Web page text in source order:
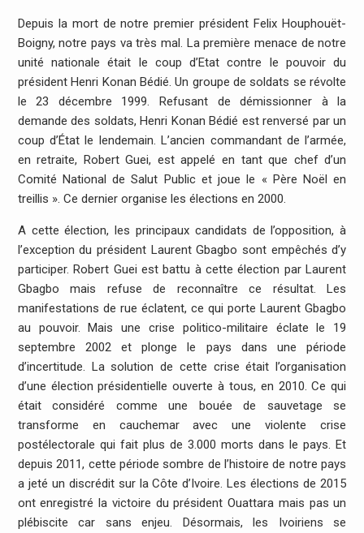
Depuis la mort de notre premier président Felix Houphouët-
Boigny, notre pays va très mal. La première menace de notre
unité nationale était le coup d’Etat contre le pouvoir du
président Henri Konan Bédié. Un groupe de soldats se révolte
le 23 décembre 1999. Refusant de démissionner à la
demande des soldats, Henri Konan Bédié est renversé par un
coup d’État le lendemain. L’ancien commandant de l’armée,
en retraite, Robert Guei, est appelé en tant que chef d’un
Comité National de Salut Public et joue le « Père Noël en
treillis ». Ce dernier organise les élections en 2000.
A cette élection, les principaux candidats de l’opposition, à
l’exception du président Laurent Gbagbo sont empêchés d’y
participer. Robert Guei est battu à cette élection par Laurent
Gbagbo mais refuse de reconnaître ce résultat. Les
manifestations de rue éclatent, ce qui porte Laurent Gbagbo
au pouvoir. Mais une crise politico-militaire éclate le 19
septembre 2002 et plonge le pays dans une période
d’incertitude. La solution de cette crise était l’organisation
d’une élection présidentielle ouverte à tous, en 2010. Ce qui
était considéré comme une bouée de sauvetage se
transforme en cauchemar avec une violente crise
postélectorale qui fait plus de 3.000 morts dans le pays. Et
depuis 2011, cette période sombre de l’histoire de notre pays
a jeté un discrédit sur la Côte d’Ivoire. Les élections de 2015
ont enregistré la victoire du président Ouattara mais pas un
plébiscite car sans enjeu. Désormais, les Ivoiriens se